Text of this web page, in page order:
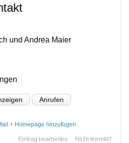
und Andrea Maier
Anrufen
+ Homepage hinzufügen
Nicht korrekt?
Eintrag bearbeiten